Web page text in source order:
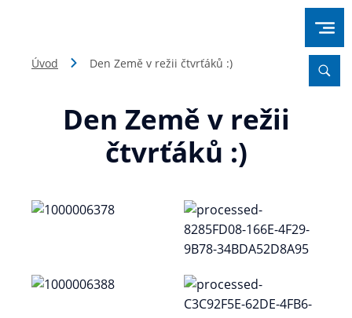
Úvod Den Země v režii čtvrťáků :)
Den Země v režii
čtvrťáků :)